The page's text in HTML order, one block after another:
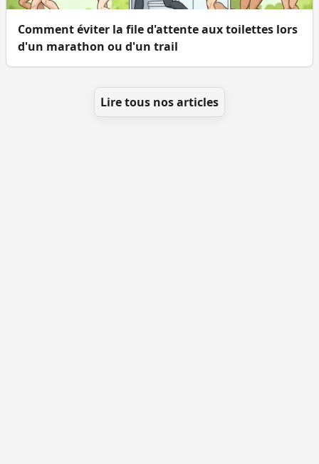
Comment éviter la file d'attente aux toilettes lors
d'un marathon ou d'un trail
Lire tous nos articles